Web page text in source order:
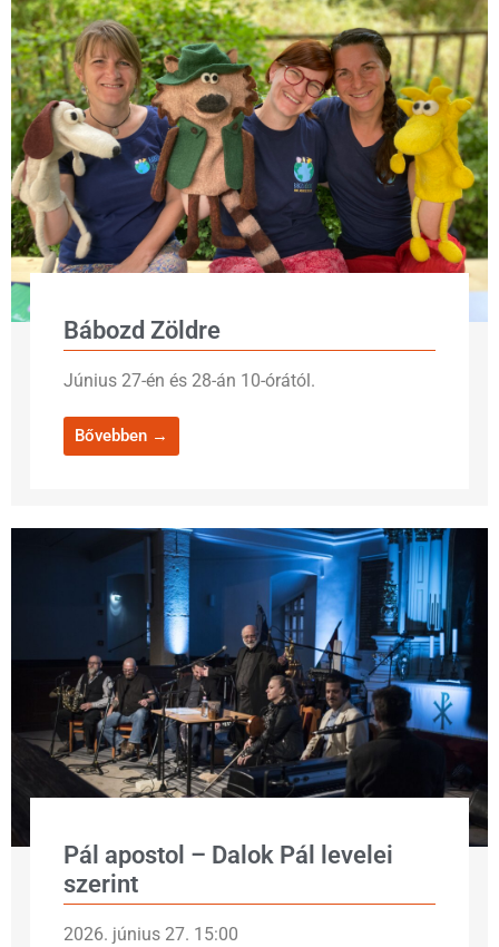
Bábozd Zöldre
Június 27-én és 28-án 10-órától.
Bővebben →
Pál apostol – Dalok Pál levelei
szerint
2026. június 27. 15:00